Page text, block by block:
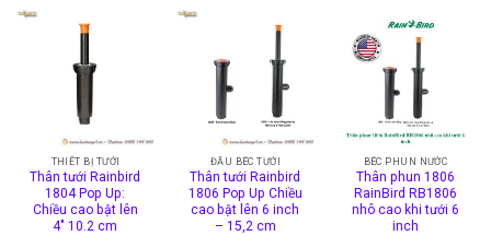
biến
Các
tùy
chọn
có
thể
được
chọn
trên
THIẾT BỊ TƯỚI
Thân tưới Rainbird
1804 Pop Up:
Chiều cao bật lên
4″ 10.2 cm
ĐẦU BÉC TƯỚI
Thân tưới Rainbird
1806 Pop Up Chiều
cao bật lên 6 inch
– 15,2 cm
BÉC PHUN NƯỚC
Thân phun 1806
RainBird RB1806
nhô cao khi tưới 6
inch